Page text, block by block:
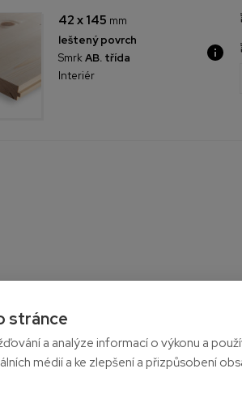
42 x 145 mm
leštený povrch
SmrkAB. třída
Interiér
stránce
a analýze informací o výkonu a
médií a ke zlepšení a přizpůsobení